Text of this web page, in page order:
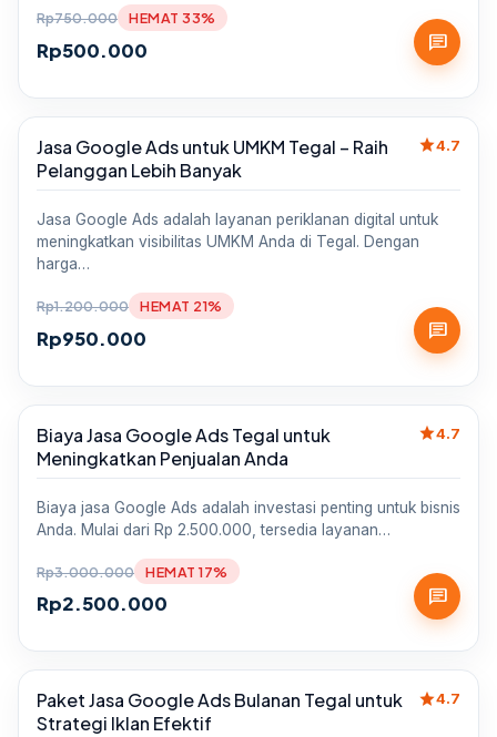
Rp750.000
Rp500.000
HEMAT 33%
chat
Sale
Jasa Google Ads untuk UMKM Tegal – Raih
Pelanggan Lebih Banyak
star4.7
Jasa Google Ads adalah layanan periklanan digital untuk
meningkatkan visibilitas UMKM Anda di Tegal. Dengan
harga…
Rp1.200.000
Rp950.000
HEMAT 21%
chat
Sale
Biaya Jasa Google Ads Tegal untuk
Meningkatkan Penjualan Anda
star4.7
Biaya jasa Google Ads adalah investasi penting untuk bisnis
Anda. Mulai dari Rp 2.500.000, tersedia layanan…
Rp3.000.000
Rp2.500.000
HEMAT 17%
chat
Sale
Paket Jasa Google Ads Bulanan Tegal untuk
Strategi Iklan Efektif
star4.7